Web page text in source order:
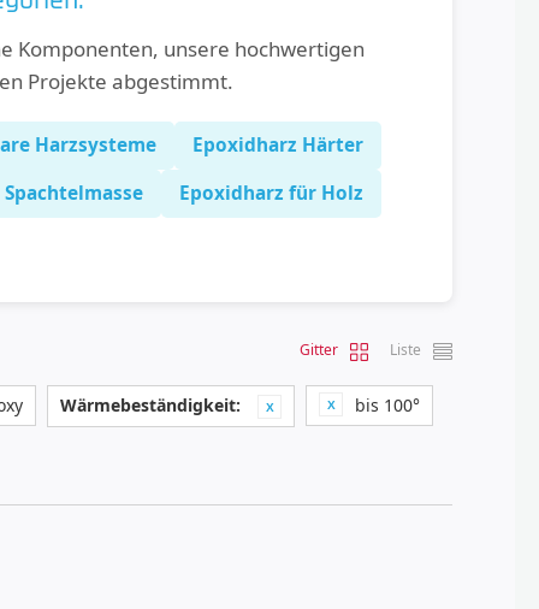
Komponenten, unsere hochwertigen
Projekte abgestimmt.
Harzsysteme
Epoxidharz Härter
Spachtelmasse
Epoxidharz für Holz
Gitter Liste
Wärmebeständigkeit: bis 100°